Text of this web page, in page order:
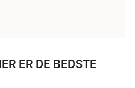
ER DE BEDSTE